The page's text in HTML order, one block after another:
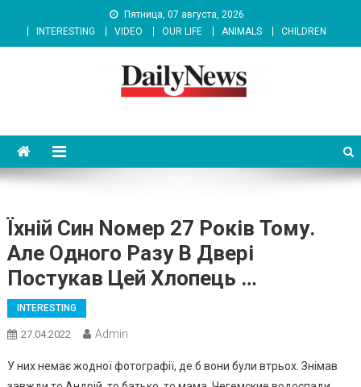
content
Пятница, 07 августа, 2026
INTERESTING
VIDEO OUR LIFE ANIMALS CHILDREN
Їхній Син Nомер 27 Років Тому.
Але Одного Разу В Двері
Постукав Цей Хлопець …
INTERESTING
27.04.2022 Admin
У них немає жодної фотографії, де б вони були втрьох. Знімав